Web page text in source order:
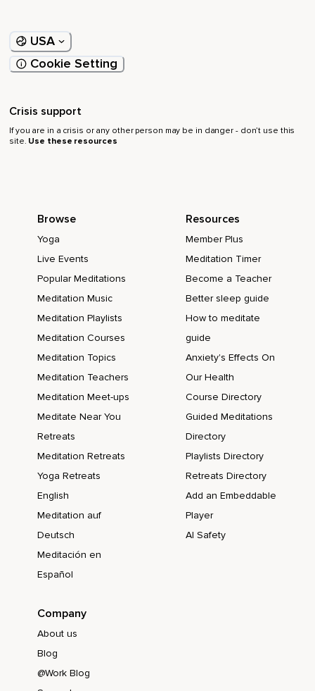
USA
Cookie Setting
Crisis support
If you are in a crisis or any other person may be in danger - don’t use this
site. Use these resources
Browse
Yoga
Live Events
Popular Meditations
Meditation Music
Meditation Playlists
Meditation Courses
Meditation Topics
Meditation Teachers
Meditation Meet-ups
Meditate Near You
Retreats
Meditation Retreats
Yoga Retreats
English
Meditation auf
Deutsch
Meditación en
Español
Resources
Member Plus
Meditation Timer
Become a Teacher
Better sleep guide
How to meditate
guide
Anxiety's Effects On
Our Health
Course Directory
Guided Meditations
Directory
Playlists Directory
Retreats Directory
Add an Embeddable
Player
AI Safety
Company
About us
Blog
@Work Blog